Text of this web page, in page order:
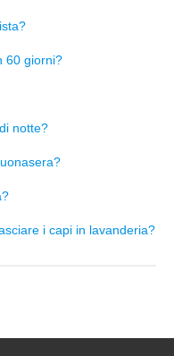
60 giorni?
notte?
i capi in lavanderia?